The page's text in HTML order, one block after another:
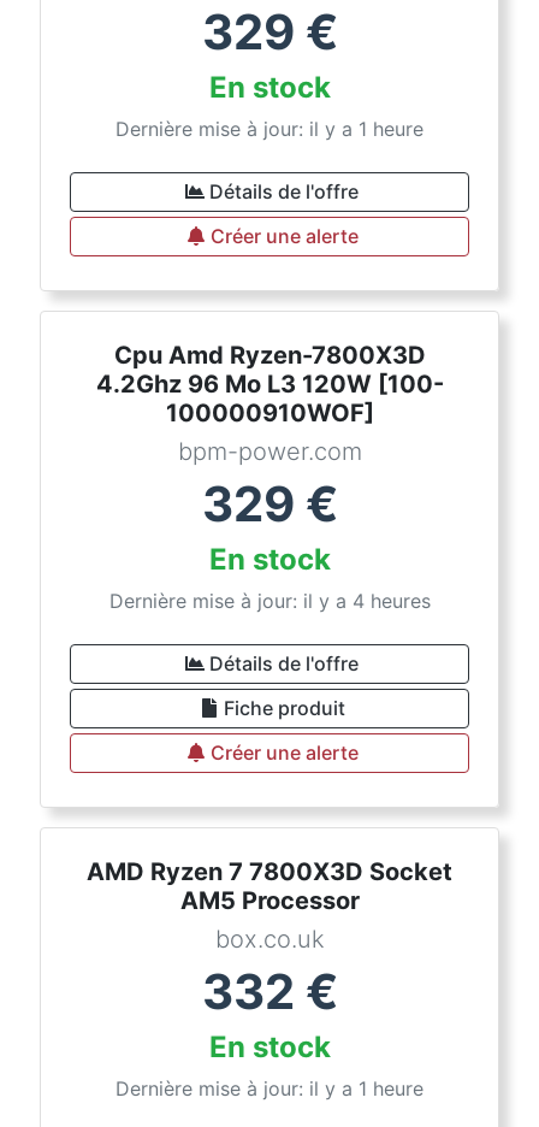
329 €
En stock
Dernière mise à jour: il y a 1 heure
Détails de l'offre
Créer une alerte
Cpu Amd Ryzen-7800X3D
4.2Ghz 96 Mo L3 120W [100-
100000910WOF]
bpm-power.com
329 €
En stock
Dernière mise à jour: il y a 4 heures
Détails de l'offre
Fiche produit
Créer une alerte
AMD Ryzen 7 7800X3D Socket
AM5 Processor
box.co.uk
332 €
En stock
Dernière mise à jour: il y a 1 heure